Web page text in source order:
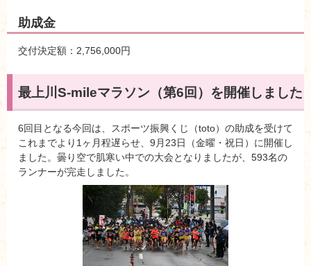
助成金
交付決定額：2,756,000円
最上川S-mileマラソン（第6回）を開催しました
6回目となる今回は、スポーツ振興くじ（toto）の助成を受けて
これまでより1ヶ月程遅らせ、9月23日（金曜・祝日）に開催し
ました。曇り空で肌寒い中での大会となりましたが、593名の
ランナーが完走しました。